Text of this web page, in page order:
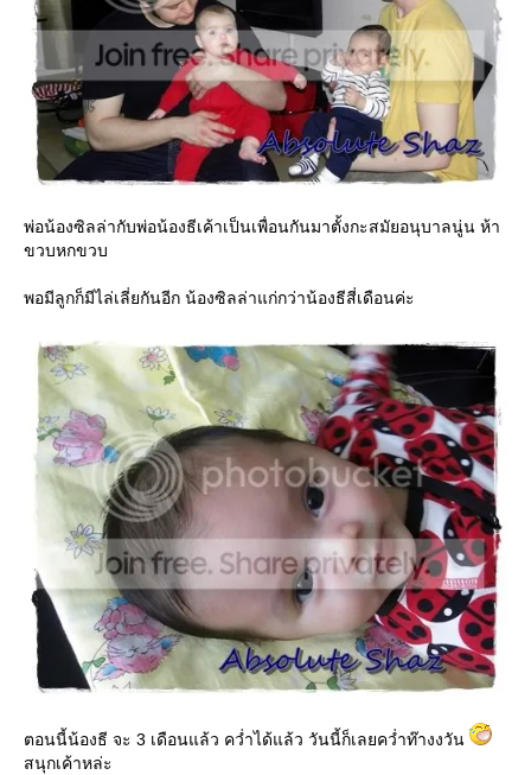
พ่อน้องซิลล่ากับพ่อน้องธีเค้าเป็นเพื่อนกันมาตั้งกะสมัยอนุบาลนู่น ห้า
ขวบหกขวบ
พอมีลูกก็มีไล่เลี่ยกันอีก น้องซิลล่าแก่กว่าน้องธีสี่เดือนค่ะ
ตอนนี้น้องธี จะ 3 เดือนแล้ว คว่ำได้แล้ว วันนี้ก็เลยคว่ำท๊างงวัน
สนุกเค้าหล่ะ